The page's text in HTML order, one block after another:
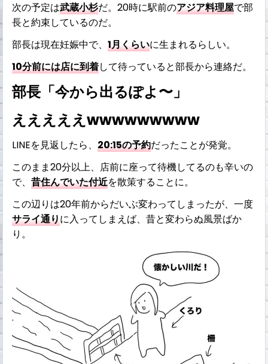
次の予定は武蔵小杉だ。20時に駅前のアジア料理屋で部
長と約束しているのだ。
部長は現在妊娠中で、1月くらいに生まれるらしい。
10分前には店に到着して待っていると部長から連絡だ。
部長「今から出るぽよ〜」
えええええwwwwwwwww
LINEを見返したら、20:15の予約だったことが発覚。
このまま20分以上、店前に座って待機してるのも辛いの
で、昔住んでいた付近を散策することに。
この辺りは20年前からだいぶ変わってしまったが、一度
サライ通りに入ってしまえば、昔と変わらぬ風景ばか
り。